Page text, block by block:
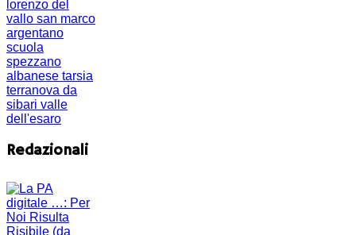
lorenzo del
vallo san marco
argentano
scuola
spezzano
albanese tarsia
terranova da
sibari valle
dell'esaro
Redazionali